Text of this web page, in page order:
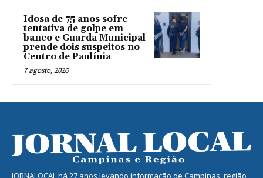
Idosa de 75 anos sofre
tentativa de golpe em
banco e Guarda Municipal
prende dois suspeitos no
Centro de Paulínia
7 agosto, 2026
JORNALOCAL há 27 anos levando informação de Campinas, região